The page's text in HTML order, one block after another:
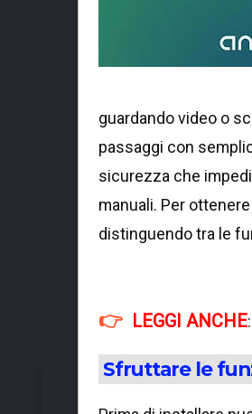
guardando video o
passaggi con
sicurezza che
manuali. Per
distinguendo tra le
LEGGI ANCHE:
Sfruttare le